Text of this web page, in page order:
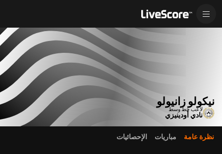
نيكولو زانيولو
لاعب خط وسط
نادي أودينيزي
نظرة عامة مباريات الإحصائيات